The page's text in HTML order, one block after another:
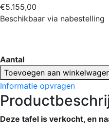
€5.155,00
Beschikbaar via nabestelling
Aantal
Franse
eettafel
van
rustiek
eikenhout
Toevoegen aan
Informatie opvragen
Deze tafel is verkocht, en